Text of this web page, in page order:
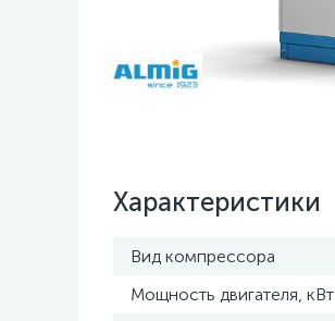
Характеристики
Вид компрессора
Мощность двигателя, кВт